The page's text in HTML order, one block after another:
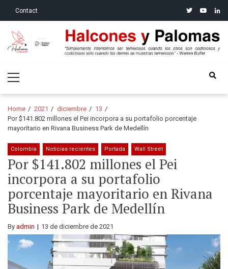
Contact twitteryoutube
Halcones y Palomas
Menu
Home 2021 diciembre
13
Por $141.802 millones el Pei incorpora a su portafolio porcentaje
mayoritario en Rivana Business Park de Medellín
Colombia Noticias recientes Portada Wall Street
Por $141.802 millones el Pei
incorpora a su portafolio
porcentaje mayoritario en Rivana
Business Park de Medellín
By admin 13 de diciembre de 2021